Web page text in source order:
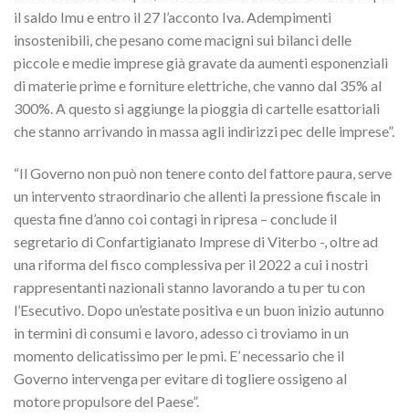
il saldo Imu e entro il 27 l’acconto Iva. Adempimenti
insostenibili, che pesano come macigni sui bilanci delle
piccole e medie imprese già gravate da aumenti esponenziali
di materie prime e forniture elettriche, che vanno dal 35% al
300%. A questo si aggiunge la pioggia di cartelle esattoriali
che stanno arrivando in massa agli indirizzi pec delle imprese”.
“Il Governo non può non tenere conto del fattore paura, serve
un intervento straordinario che allenti la pressione fiscale in
questa fine d’anno coi contagi in ripresa – conclude il
segretario di Confartigianato Imprese di Viterbo -, oltre ad
una riforma del fisco complessiva per il 2022 a cui i nostri
rappresentanti nazionali stanno lavorando a tu per tu con
l’Esecutivo. Dopo un’estate positiva e un buon inizio autunno
in termini di consumi e lavoro, adesso ci troviamo in un
momento delicatissimo per le pmi. E’ necessario che il
Governo intervenga per evitare di togliere ossigeno al
motore propulsore del Paese”.